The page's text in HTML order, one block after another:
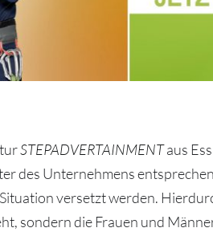
STEPADVERTAINMENTaus
Unternehmens
versetzt werden.
sondern die Frauen und